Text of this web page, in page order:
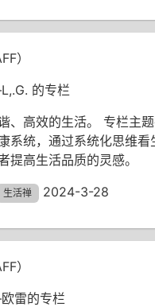
）
的专栏
、高效的生活。 专栏主
系统，通过系统化思维
提高生活品质的灵感。
生活禅 2024-3-28
）
雷的专栏